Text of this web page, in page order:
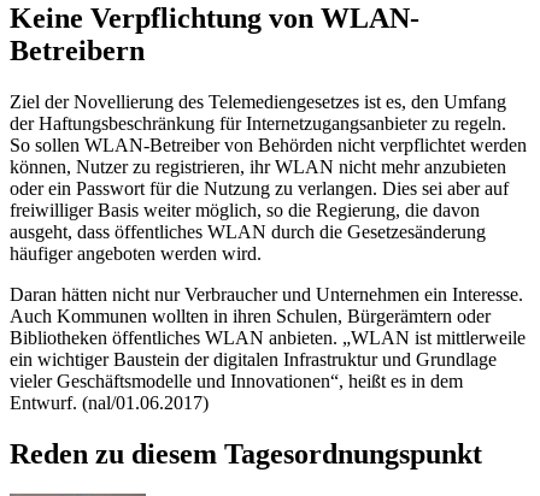
Keine Verpflichtung von WLAN-
Betreibern
Ziel der Novellierung des Telemediengesetzes ist es, den Umfang
der Haftungsbeschränkung für Internetzugangsanbieter zu regeln.
So sollen WLAN-Betreiber von Behörden nicht verpflichtet werden
können, Nutzer zu registrieren, ihr WLAN nicht mehr anzubieten
oder ein Passwort für die Nutzung zu verlangen. Dies sei aber auf
freiwilliger Basis weiter möglich, so die Regierung, die davon
ausgeht, dass öffentliches WLAN durch die Gesetzesänderung
häufiger angeboten werden wird.
Daran hätten nicht nur Verbraucher und Unternehmen ein Interesse.
Auch Kommunen wollten in ihren Schulen, Bürgerämtern oder
Bibliotheken öffentliches WLAN anbieten. „WLAN ist mittlerweile
ein wichtiger Baustein der digitalen Infrastruktur und Grundlage
vieler Geschäftsmodelle und Innovationen“, heißt es in dem
Entwurf. (nal/01.06.2017)
Reden zu diesem Tagesordnungspunkt